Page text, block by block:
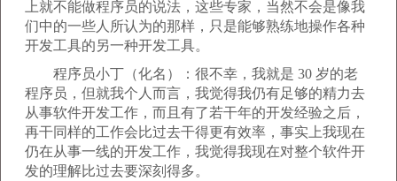
上就不能做程序员的说法，这些专家，当然不会是像我
们中的一些人所认为的那样，只是能够熟练地操作各种
开发工具的另一种开发工具。
程序员小丁（化名）：很不幸，我就是 30 岁的老
程序员，但就我个人而言，我觉得我仍有足够的精力去
从事软件开发工作，而且有了若干年的开发经验之后，
再干同样的工作会比过去干得更有效率，事实上我现在
仍在从事一线的开发工作，我觉得我现在对整个软件开
发的理解比过去要深刻得多。